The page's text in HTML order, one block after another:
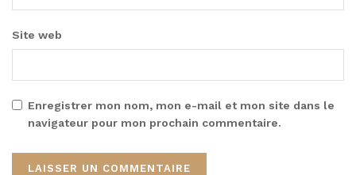
Site web
Enregistrer mon nom, mon e-mail et mon site dans le
navigateur pour mon prochain commentaire.